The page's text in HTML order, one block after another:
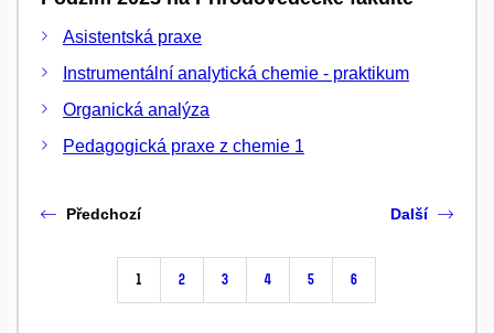
Asistentská praxe
Instrumentální analytická chemie - praktikum
Organická analýza
Pedagogická praxe z chemie 1
Předchozí
1 2 3 4 5 6
Další